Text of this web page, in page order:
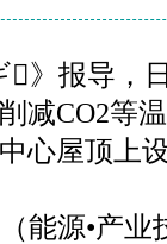
》报导，
减CO2等
心屋顶上
能源•产业